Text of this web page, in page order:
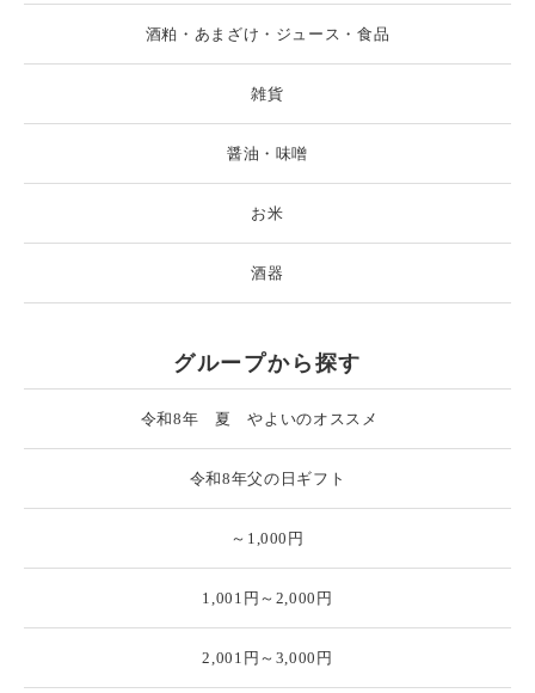
酒粕・あまざけ・ジュース・食品
雑貨
醤油・味噌
お米
酒器
グループから探す
令和8年 夏 やよいのオススメ
令和8年父の日ギフト
～1,000円
1,001円～2,000円
2,001円～3,000円